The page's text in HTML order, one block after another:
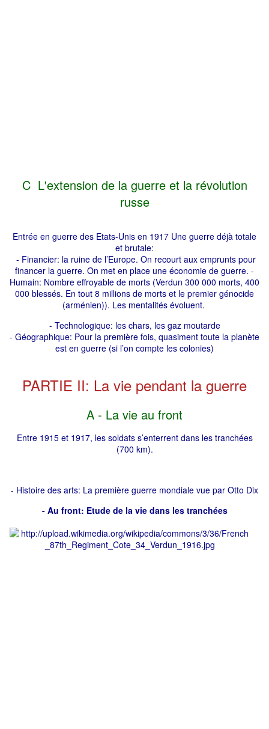
C L'extension de la guerre et la révolution
russe
Entrée en guerre des Etats-Unis en 1917 Une guerre déjà totale
et brutale:
- Financier: la ruine de l’Europe. On recourt aux emprunts pour
financer la guerre. On met en place une économie de guerre. -
Humain: Nombre effroyable de morts (Verdun 300 000 morts, 400
000 blessés. En tout 8 millions de morts et le premier génocide
(arménien)). Les mentalités évoluent.
- Technologique: les chars, les gaz moutarde
- Géographique: Pour la première fois, quasiment toute la planète
est en guerre (si l’on compte les colonies)
PARTIE II: La vie pendant la guerre
A - La vie au front
Entre 1915 et 1917, les soldats s’enterrent dans les tranchées
(700 km).
- Histoire des arts: La première guerre mondiale vue par Otto Dix
- Au front: Etude de la vie dans les tranchées